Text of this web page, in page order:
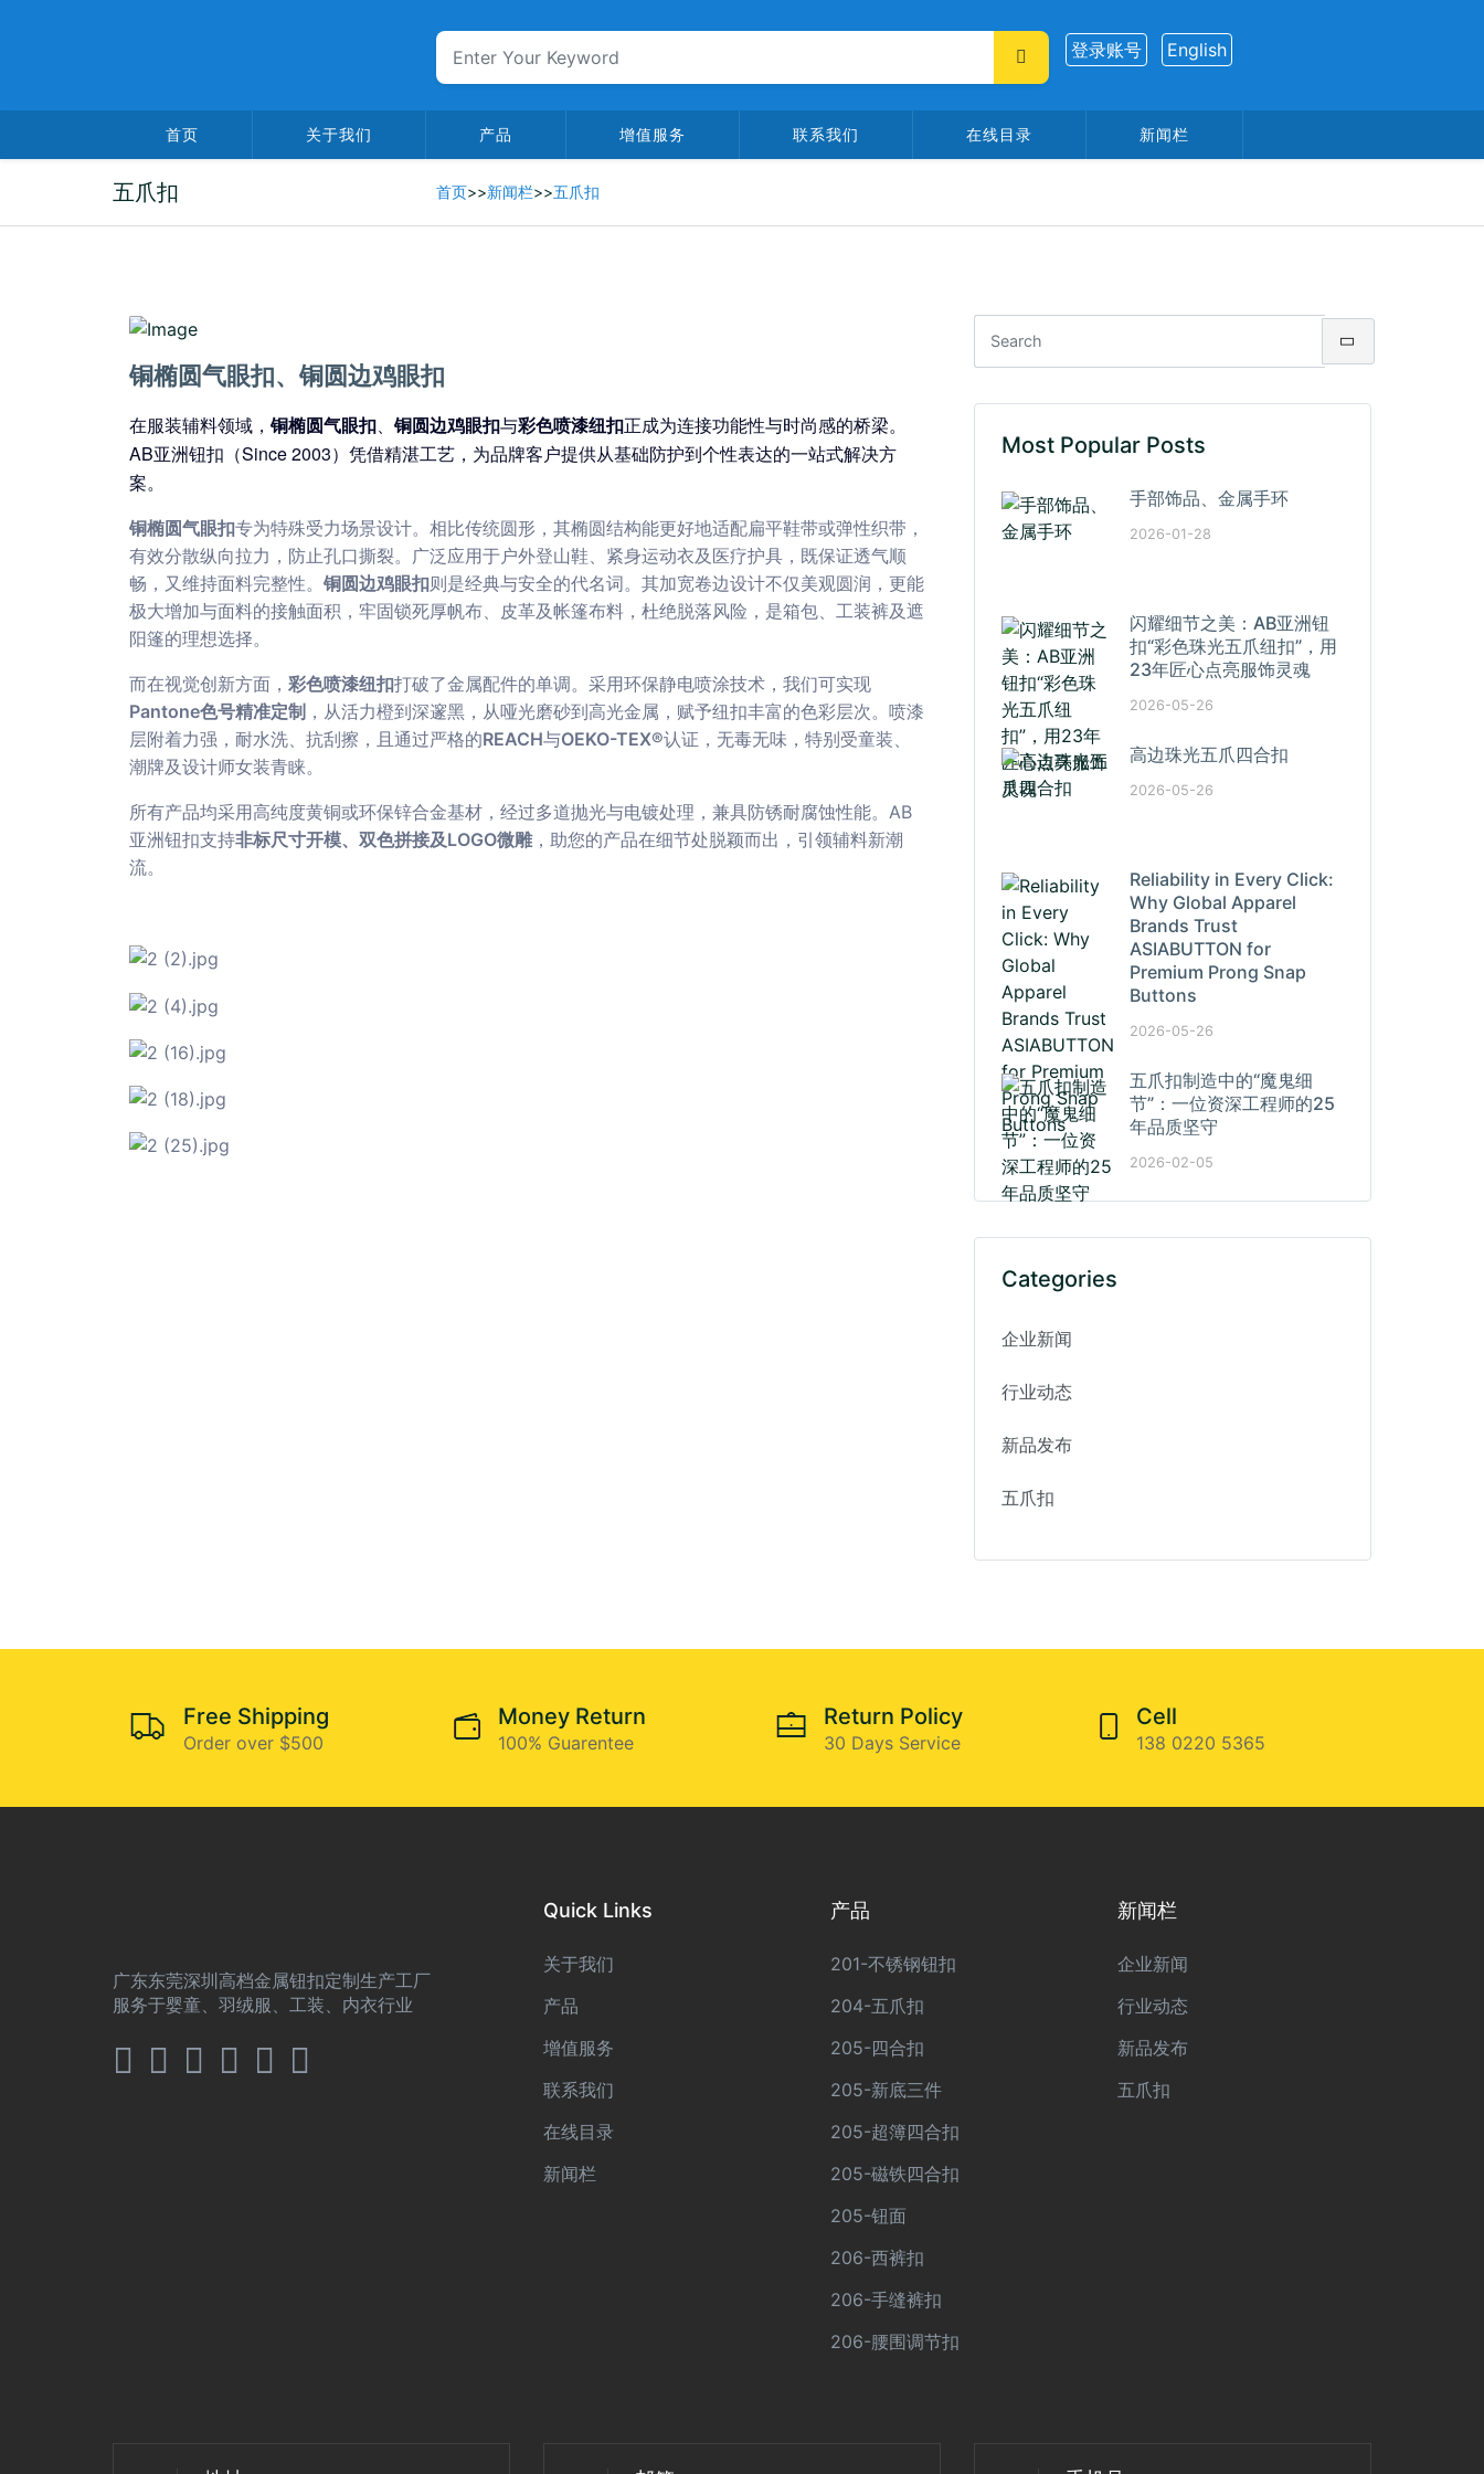
登录账号 English
首页 关于我们 产品 增值服务 联系我们 在线目录 新闻栏
五爪扣 首页>>新闻栏>>五爪扣
2026-01-29
铜椭圆气眼扣、铜圆边鸡眼扣
在服装辅料领域， 铜椭圆气眼扣、 铜圆边鸡眼扣与彩色喷漆纽扣正成为连接功能性与时尚感的桥梁。
AB亚洲钮扣（Since 2003）凭借精湛工艺，为品牌客户提供从基础防护到个性表达的一站式解决方
案。
铜椭圆气眼扣专为特殊受力场景设计。相比传统圆形，其椭圆结构能更好地适配扁平鞋带或弹性织带，
有效分散纵向拉力，防止孔口撕裂。广泛应用于户外登山鞋、紧身运动衣及医疗护具，既保证透气顺
畅，又维持面料完整性。 铜圆边鸡眼扣则是经典与安全的代名词。其加宽卷边设计不仅美观圆润，更能
极大增加与面料的接触面积，牢固锁死厚帆布、皮革及帐篷布料，杜绝脱落风险，是箱包、工装裤及遮
阳篷的理想选择。
而在视觉创新方面， 彩色喷漆纽扣打破了金属配件的单调。采用环保静电喷涂技术，我们可实现
Pantone色号精准定制 ，从活力橙到深邃黑，从哑光磨砂到高光金属，赋予纽扣丰富的色彩层次。喷漆
层附着力强，耐水洗、抗刮擦，且通过严格的REACH与OEKO-TEX®认证，无毒无味，特别受童装、
潮牌及设计师女装青睐。
所有产品均采用高纯度黄铜或环保锌合金基材，经过多道抛光与电镀处理，兼具防锈耐腐蚀性能。AB
亚洲钮扣支持非标尺寸开模、双色拼接及LOGO微雕，助您的产品在细节处脱颖而出，引领辅料新潮
流。
Most Popular Posts
手部饰品、金属手环
2026-01-28
闪耀细节之美：AB亚洲钮
扣“彩色珠光五爪纽扣”，用
23年匠心点亮服饰灵魂
2026-05-26
高边珠光五爪四合扣
2026-05-26
Reliability in Every Click:
Why Global Apparel
Brands Trust
ASIABUTTON for
Premium Prong Snap
Buttons
2026-05-26
五爪扣制造中的“魔鬼细
节”：一位资深工程师的25
年品质坚守
2026-02-05
Categories
企业新闻
行业动态
新品发布
五爪扣
Free Shipping
Order over $500
Money Return
100% Guarentee
Return Policy
30 Days Service
Cell
138 0220 5365
广东东莞深圳高档金属钮扣定制生产工厂
服务于婴童、羽绒服、工装、内衣行业
Quick Links
关于我们
产品
增值服务
联系我们
在线目录
新闻栏
产品
201-不锈钢钮扣
204-五爪扣
205-四合扣
205-新底三件
205-超簿四合扣
205-磁铁四合扣
205-钮面
206-西裤扣
206-手缝裤扣
206-腰围调节扣
新闻栏
企业新闻
行业动态
新品发布
五爪扣